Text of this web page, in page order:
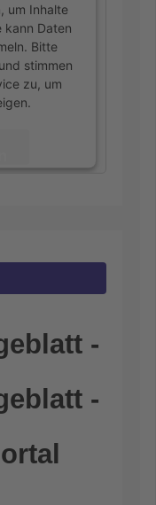
um Inhalte
kann Daten
Bitte
stimmen
zu, um
-
-